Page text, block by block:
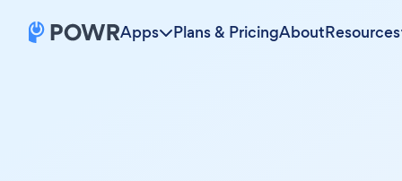
Apps Plans & PricingAboutResources